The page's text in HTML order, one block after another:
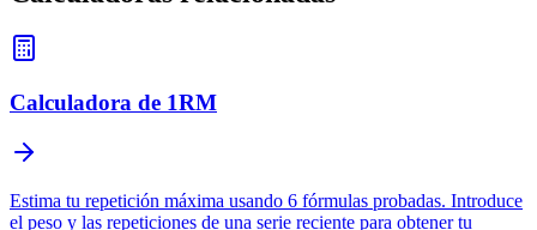
Calculadora de 1RM
Estima tu repetición máxima usando 6 fórmulas probadas. Introduce
el peso y las repeticiones de una serie reciente para obtener tu